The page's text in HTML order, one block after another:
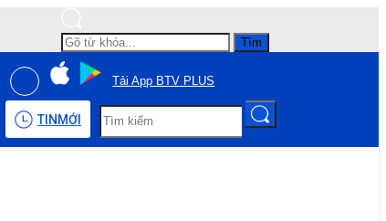
Tìm
Tải App BTV PLUS
TIN MỚI